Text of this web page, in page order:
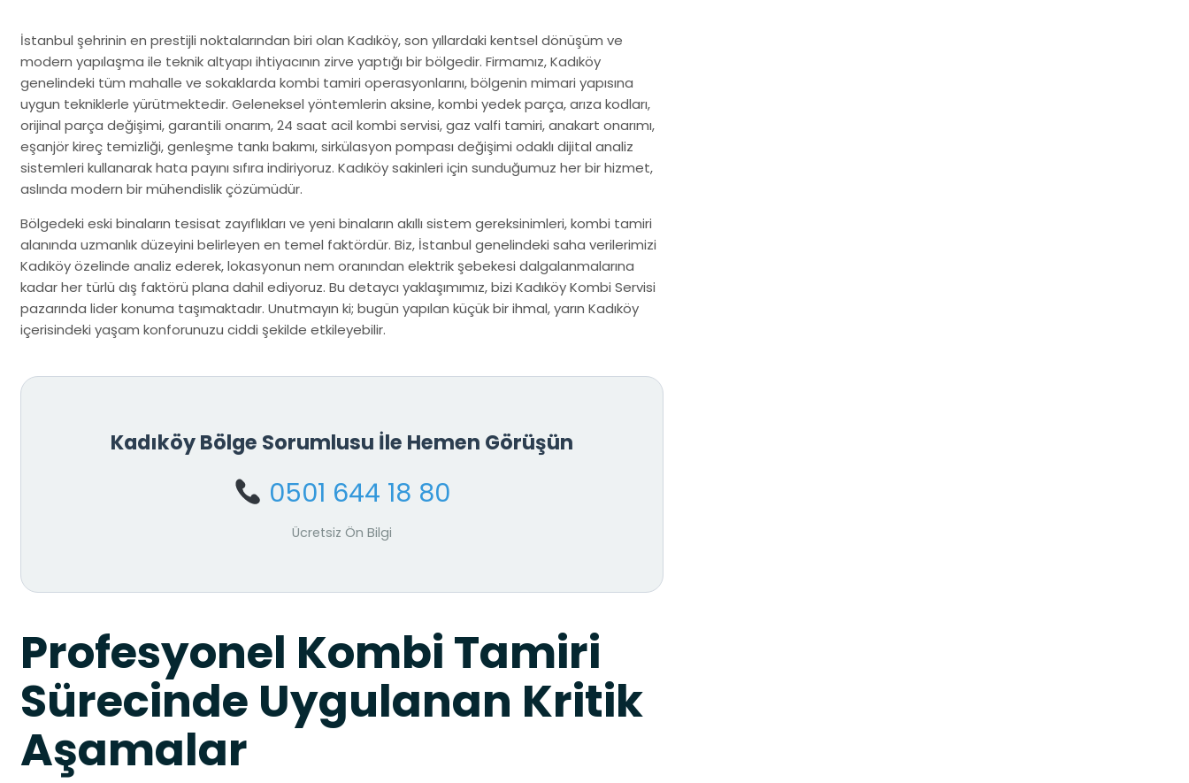
İstanbul şehrinin en prestijli noktalarından biri olan Kadıköy, son yıllardaki kentsel dönüşüm ve
modern yapılaşma ile teknik altyapı ihtiyacının zirve yaptığı bir bölgedir. Firmamız, Kadıköy
genelindeki tüm mahalle ve sokaklarda kombi tamiri operasyonlarını, bölgenin mimari yapısına
uygun tekniklerle yürütmektedir. Geleneksel yöntemlerin aksine, kombi yedek parça, arıza kodları,
orijinal parça değişimi, garantili onarım, 24 saat acil kombi servisi, gaz valfi tamiri, anakart onarımı,
eşanjör kireç temizliği, genleşme tankı bakımı, sirkülasyon pompası değişimi odaklı dijital analiz
sistemleri kullanarak hata payını sıfıra indiriyoruz. Kadıköy sakinleri için sunduğumuz her bir hizmet,
aslında modern bir mühendislik çözümüdür.
Bölgedeki eski binaların tesisat zayıflıkları ve yeni binaların akıllı sistem gereksinimleri, kombi tamiri
alanında uzmanlık düzeyini belirleyen en temel faktördür. Biz, İstanbul genelindeki saha verilerimizi
Kadıköy özelinde analiz ederek, lokasyonun nem oranından elektrik şebekesi dalgalanmalarına
kadar her türlü dış faktörü plana dahil ediyoruz. Bu detaycı yaklaşımımız, bizi Kadıköy Kombi Servisi
pazarında lider konuma taşımaktadır. Unutmayın ki; bugün yapılan küçük bir ihmal, yarın Kadıköy
içerisindeki yaşam konforunuzu ciddi şekilde etkileyebilir.
Kadıköy Bölge Sorumlusu İle Hemen Görüşün
0501 644 18 80
Ücretsiz Ön Bilgi
Profesyonel Kombi Tamiri
Sürecinde Uygulanan Kritik
Aşamalar